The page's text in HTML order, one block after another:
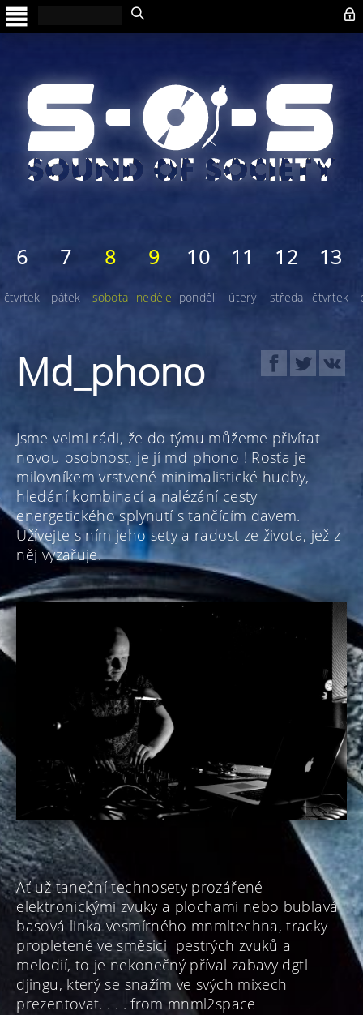

6
čtvrtek
7
pátek
8
sobota
9
neděle
10
pondělí
11
úterý
12
středa
13
čtvrtek
Md_phono
Jsme velmi rádi, že do týmu můžeme přivítat
novou osobnost, je jí md_phono ! Rosťa je
milovníkem vrstvené minimalistické hudby,
hledání kombinací a nalézání cesty
energetického splynutí s tančícím davem.
Užívejte s ním jeho sety a radost ze života, jež z
něj vyzařuje.
Ať už taneční technosety prozářené
elektronickými zvuky a plochami nebo bublavá
basová linka vesmírného mnmltechna, tracky
propletené ve směsici pestrých zvuků a
melodií, to je nekonečný příval zabavy dgtl
djingu, který se snažím ve svých mixech
prezentovat. . . . from mnml2space